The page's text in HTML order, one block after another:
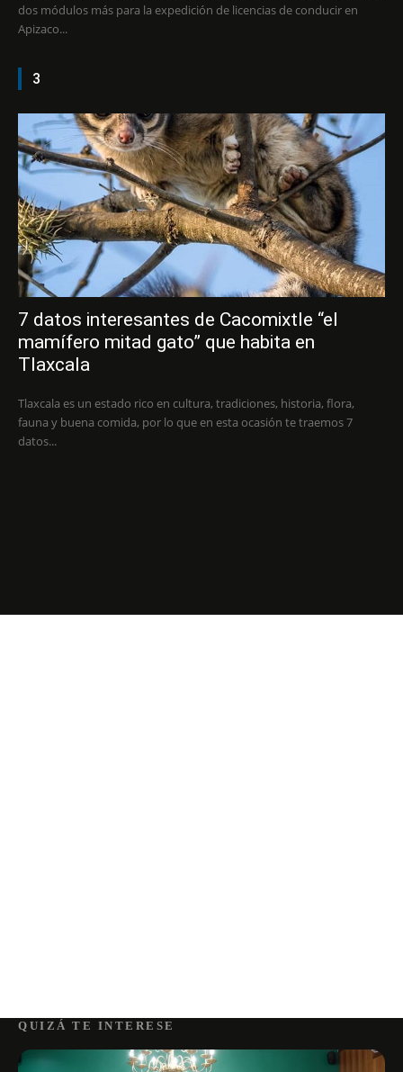
dos módulos más para la expedición de licencias de conducir en
Apizaco...
3
7 datos interesantes de Cacomixtle “el
mamífero mitad gato” que habita en
Tlaxcala
Tlaxcala es un estado rico en cultura, tradiciones, historia, flora,
fauna y buena comida, por lo que en esta ocasión te traemos 7
datos...
QUIZÁ TE INTERESE